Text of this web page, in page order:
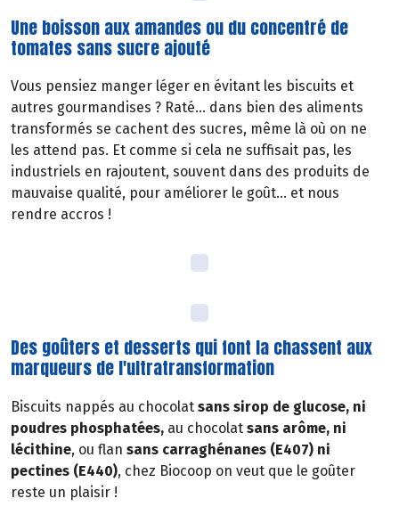
Une boisson aux amandes ou du concentré de
tomates sans sucre ajouté
Vous pensiez manger léger en évitant les biscuits et
autres gourmandises ? Raté… dans bien des aliments
transformés se cachent des sucres, même là où on ne
les attend pas. Et comme si cela ne suffisait pas, les
industriels en rajoutent, souvent dans des produits de
mauvaise qualité, pour améliorer le goût… et nous
rendre accros !
Des goûters et desserts qui font la chassent aux
marqueurs de l'ultratransformation
Biscuits nappés au chocolat sans sirop de glucose, ni
poudres phosphatées, au chocolat sans arôme, ni
lécithine, ou flan sans carraghénanes (E407) ni
pectines (E440), chez Biocoop on veut que le goûter
reste un plaisir !